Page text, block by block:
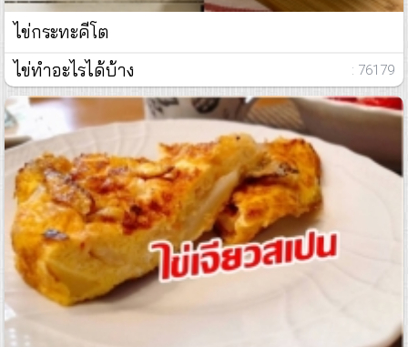
ไข่กระทะคีโต
ไข่ทำอะไรได้บ้าง
: 76179